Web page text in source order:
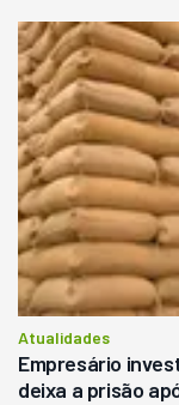
Atualidades
Empresário
deixa a prisão